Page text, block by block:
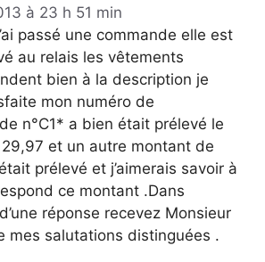
à 23 h 51 min
passé une commande elle est
au relais les vêtements
bien à la description je
mon numéro de
n°C1* a bien était prélevé le
et un autre montant de
prélevé et j’aimerais savoir à
ce montant .Dans
réponse recevez Monsieur
mes salutations distinguées .